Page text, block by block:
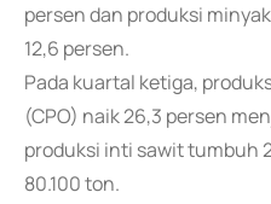
persen dan produksi
12,6 persen.
Pada kuartal ketiga,
(CPO) naik 26,3 persen
produksi inti sawit tumbuh
80.100 ton.